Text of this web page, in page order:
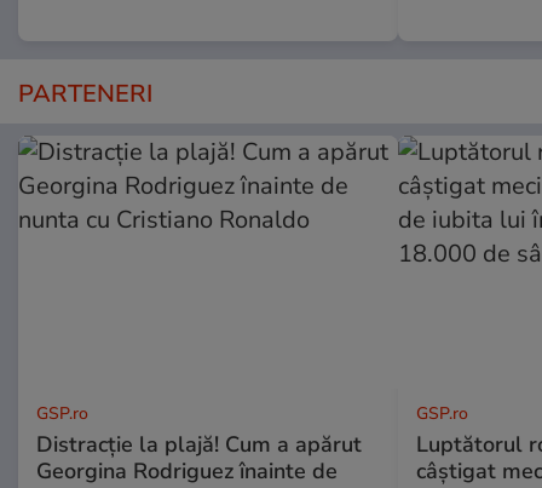
PARTENERI
GSP.ro
Distracție la plajă! Cum a apărut
Georgina Rodriguez înainte de
GSP.ro
Luptătorul
câștigat